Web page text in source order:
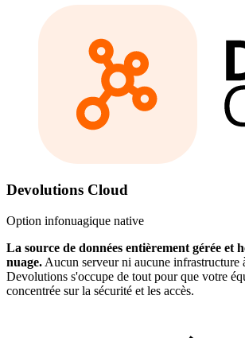
Devolutions Cloud
Option infonuagique native
La source de données entièrement gérée et
nuage. Aucun serveur ni aucune infrastructure
Devolutions s'occupe de tout pour que votre
concentrée sur la sécurité et les accès.